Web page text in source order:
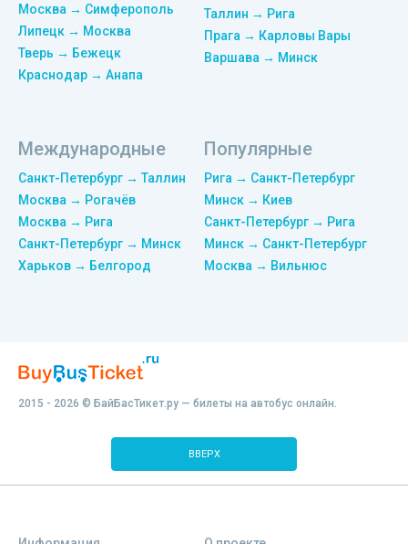
Москва → Симферополь
Липецк → Москва
Тверь → Бежецк
Краснодар → Анапа
Таллин → Рига
Прага → Карловы Вары
Варшава → Минск
Международные
Санкт-Петербург → Таллин
Москва → Рогачёв
Москва → Рига
Санкт-Петербург → Минск
Харьков → Белгород
Популярные
Рига → Санкт-Петербург
Минск → Киев
Санкт-Петербург → Рига
Минск → Санкт-Петербург
Москва → Вильнюс
2015 - 2026 © БайБасТикет.ру — билеты на автобус онлайн.
ВВЕРХ